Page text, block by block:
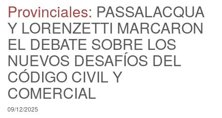
Provinciales: PASSALACQUA
Y LORENZETTI MARCARON
EL DEBATE SOBRE LOS
NUEVOS DESAFÍOS DEL
CÓDIGO CIVIL Y
COMERCIAL
09/12/2025